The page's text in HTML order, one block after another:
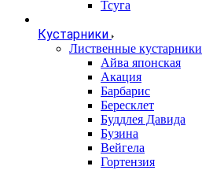
Тсуга
Кустарники
Лиственные кустарники
Айва японская
Акация
Барбарис
Бересклет
Буддлея Давида
Бузина
Вейгела
Гортензия